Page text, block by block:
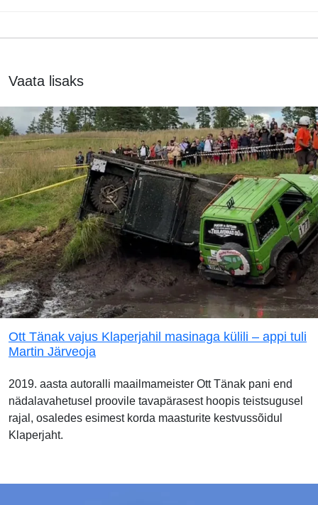
Vaata lisaks
Ott Tänak vajus Klaperjahil masinaga külili – appi tuli
Martin Järveoja
2019. aasta autoralli maailmameister Ott Tänak pani end
nädalavahetusel proovile tavapärasest hoopis teistsugusel
rajal, osaledes esimest korda maasturite kestvussõidul
Klaperjaht.